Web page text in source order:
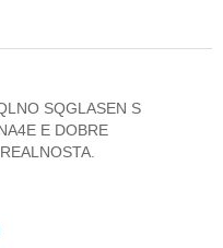
SQGLASEN S
E DOBRE